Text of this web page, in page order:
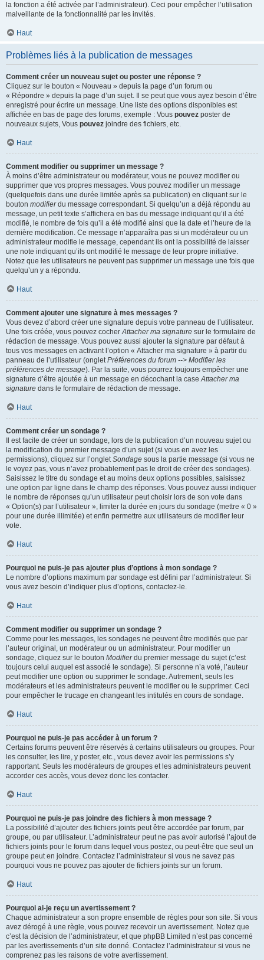
la fonction a été activée par l’administrateur). Ceci pour empêcher l’utilisation
malveillante de la fonctionnalité par les invités.
Haut
Problèmes liés à la publication de messages
Comment créer un nouveau sujet ou poster une réponse ?
Cliquez sur le bouton « Nouveau » depuis la page d’un forum ou
« Répondre » depuis la page d’un sujet. Il se peut que vous ayez besoin d’être
enregistré pour écrire un message. Une liste des options disponibles est
affichée en bas de page des forums, exemple : Vous pouvez poster de
nouveaux sujets, Vous pouvez joindre des fichiers, etc.
Haut
Comment modifier ou supprimer un message ?
À moins d’être administrateur ou modérateur, vous ne pouvez modifier ou
supprimer que vos propres messages. Vous pouvez modifier un message
(quelquefois dans une durée limitée après sa publication) en cliquant sur le
bouton modifierdu message correspondant. Si quelqu’un a déjà répondu au
message, un petit texte s’affichera en bas du message indiquant qu’il a été
modifié, le nombre de fois qu’il a été modifié ainsi que la date et l’heure de la
dernière modification. Ce message n’apparaîtra pas si un modérateur ou un
administrateur modifie le message, cependant ils ont la possibilité de laisser
une note indiquant qu’ils ont modifié le message de leur propre initiative.
Notez que les utilisateurs ne peuvent pas supprimer un message une fois que
quelqu’un y a répondu.
Haut
Comment ajouter une signature à mes messages ?
Vous devez d’abord créer une signature depuis votre panneau de l’utilisateur.
Une fois créée, vous pouvez cocherAttacher ma signature sur le formulaire de
rédaction de message. Vous pouvez aussi ajouter la signature par défaut à
tous vos messages en activant l’option « Attacher ma signature » à partir du
panneau de l’utilisateur (ongletPréférences du forum --> Modifier les
préférences de message). Par la suite, vous pourrez toujours empêcher une
signature d’être ajoutée à un message en décochant la caseAttacher ma
signature dans le formulaire de rédaction de message.
Haut
Comment créer un sondage ?
Il est facile de créer un sondage, lors de la publication d’un nouveau sujet ou
la modification du premier message d’un sujet (si vous en avez les
permissions), cliquez sur l’ongletSondage sous la partie message (si vous ne
le voyez pas, vous n’avez probablement pas le droit de créer des sondages).
Saisissez le titre du sondage et au moins deux options possibles, saisissez
une option par ligne dans le champ des réponses. Vous pouvez aussi indiquer
le nombre de réponses qu’un utilisateur peut choisir lors de son vote dans
« Option(s) par l’utilisateur », limiter la durée en jours du sondage (mettre « 0 »
pour une durée illimitée) et enfin permettre aux utilisateurs de modifier leur
vote.
Haut
Pourquoi ne puis-je pas ajouter plus d’options à mon sondage ?
Le nombre d’options maximum par sondage est défini par l’administrateur. Si
vous avez besoin d’indiquer plus d’options, contactez-le.
Haut
Comment modifier ou supprimer un sondage ?
Comme pour les messages, les sondages ne peuvent être modifiés que par
l’auteur original, un modérateur ou un administrateur. Pour modifier un
sondage, cliquez sur le bouton Modifierdu premier message du sujet (c’est
toujours celui auquel est associé le sondage). Si personne n’a voté, l’auteur
peut modifier une option ou supprimer le sondage. Autrement, seuls les
modérateurs et les administrateurs peuvent le modifier ou le supprimer. Ceci
pour empêcher le trucage en changeant les intitulés en cours de sondage.
Haut
Pourquoi ne puis-je pas accéder à un forum ?
Certains forums peuvent être réservés à certains utilisateurs ou groupes. Pour
les consulter, les lire, y poster, etc., vous devez avoir les permissions s’y
rapportant. Seuls les modérateurs de groupes et les administrateurs peuvent
accorder ces accès, vous devez donc les contacter.
Haut
Pourquoi ne puis-je pas joindre des fichiers à mon message ?
La possibilité d’ajouter des fichiers joints peut être accordée par forum, par
groupe, ou par utilisateur. L’administrateur peut ne pas avoir autorisé l’ajout de
fichiers joints pour le forum dans lequel vous postez, ou peut-être que seul un
groupe peut en joindre. Contactez l’administrateur si vous ne savez pas
pourquoi vous ne pouvez pas ajouter de fichiers joints sur un forum.
Haut
Pourquoi ai-je reçu un avertissement ?
Chaque administrateur a son propre ensemble de règles pour son site. Si vous
avez dérogé à une règle, vous pouvez recevoir un avertissement. Notez que
c’est la décision de l’administrateur, et que phpBB Limited n’est pas concerné
par les avertissements d’un site donné. Contactez l’administrateur si vous ne
comprenez pas les raisons de votre avertissement.